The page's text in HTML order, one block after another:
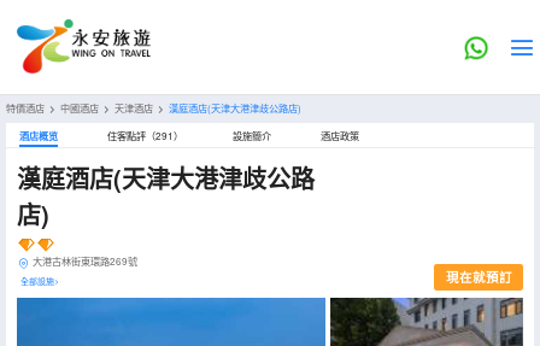
特價酒店 > 中國酒店 > 天津酒店 > 漢庭酒店(天津大港津歧公路店)
酒店概览 住客點評（291） 設施簡介 酒店政策
漢庭酒店(天津大港津歧公路
店)
大港古林街東環路269號
全部設施> 現在就預訂